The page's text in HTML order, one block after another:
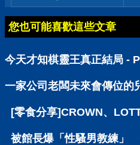
您也可能喜歡這些文章
今天才知棋靈王真正結局 -
一家公司老闆未來會傳位的
[零食分享]CROWN、
被館長爆「性騷男教練」